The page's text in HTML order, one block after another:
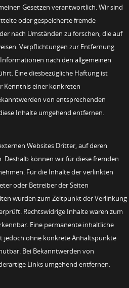
Gesetzen verantwortlich. Wir sind
oder gespeicherte fremde
nach Umständen zu forschen, die auf
Verpflichtungen zur Entfernung
nach den allgemeinen
Eine diesbezügliche Haftung ist
Kenntnis einer konkreten
von entsprechenden
Inhalte umgehend entfernen.
Websites Dritter, auf deren
Deshalb können wir für diese fremden
Für die Inhalte der verlinkten
oder Betreiber der Seiten
wurden zum Zeitpunkt der Verlinkung
Rechtswidrige Inhalte waren zum
Eine permanente inhaltliche
jedoch ohne konkrete Anhaltspunkte
Bei Bekanntwerden von
Links umgehend entfernen.